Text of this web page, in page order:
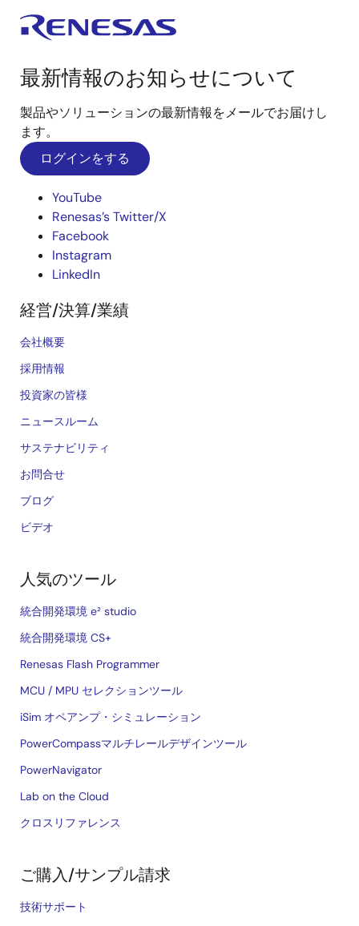
最新情報のお知らせについて
製品やソリューションの最新情報をメールでお届けし
ます。
ログインをする
YouTube
Renesas’s Twitter/X
Facebook
Instagram
LinkedIn
経営/決算/業績
会社概要
採用情報
投資家の皆様
ニュースルーム
サステナビリティ
お問合せ
ブログ
ビデオ
人気のツール
統合開発環境 e² studio
統合開発環境 CS+
Renesas Flash Programmer
MCU / MPU セレクションツール
iSim オペアンプ・シミュレーション
PowerCompassマルチレールデザインツール
PowerNavigator
Lab on the Cloud
クロスリファレンス
ご購入/サンプル請求
技術サポート